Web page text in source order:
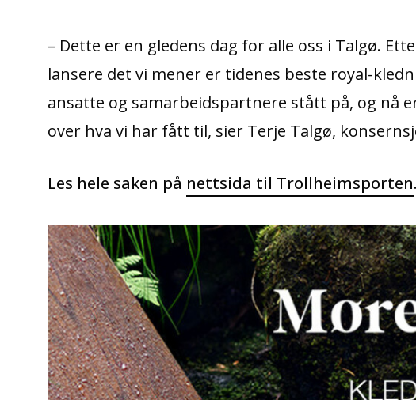
– Dette er en gledens dag for alle oss i Talgø.
lansere det vi mener er tidenes beste royal-
ansatte og samarbeidspartnere stått på, og nå
over hva vi har fått til, sier Terje Talgø,
Les hele saken på nettsida til Trollheimsporten.